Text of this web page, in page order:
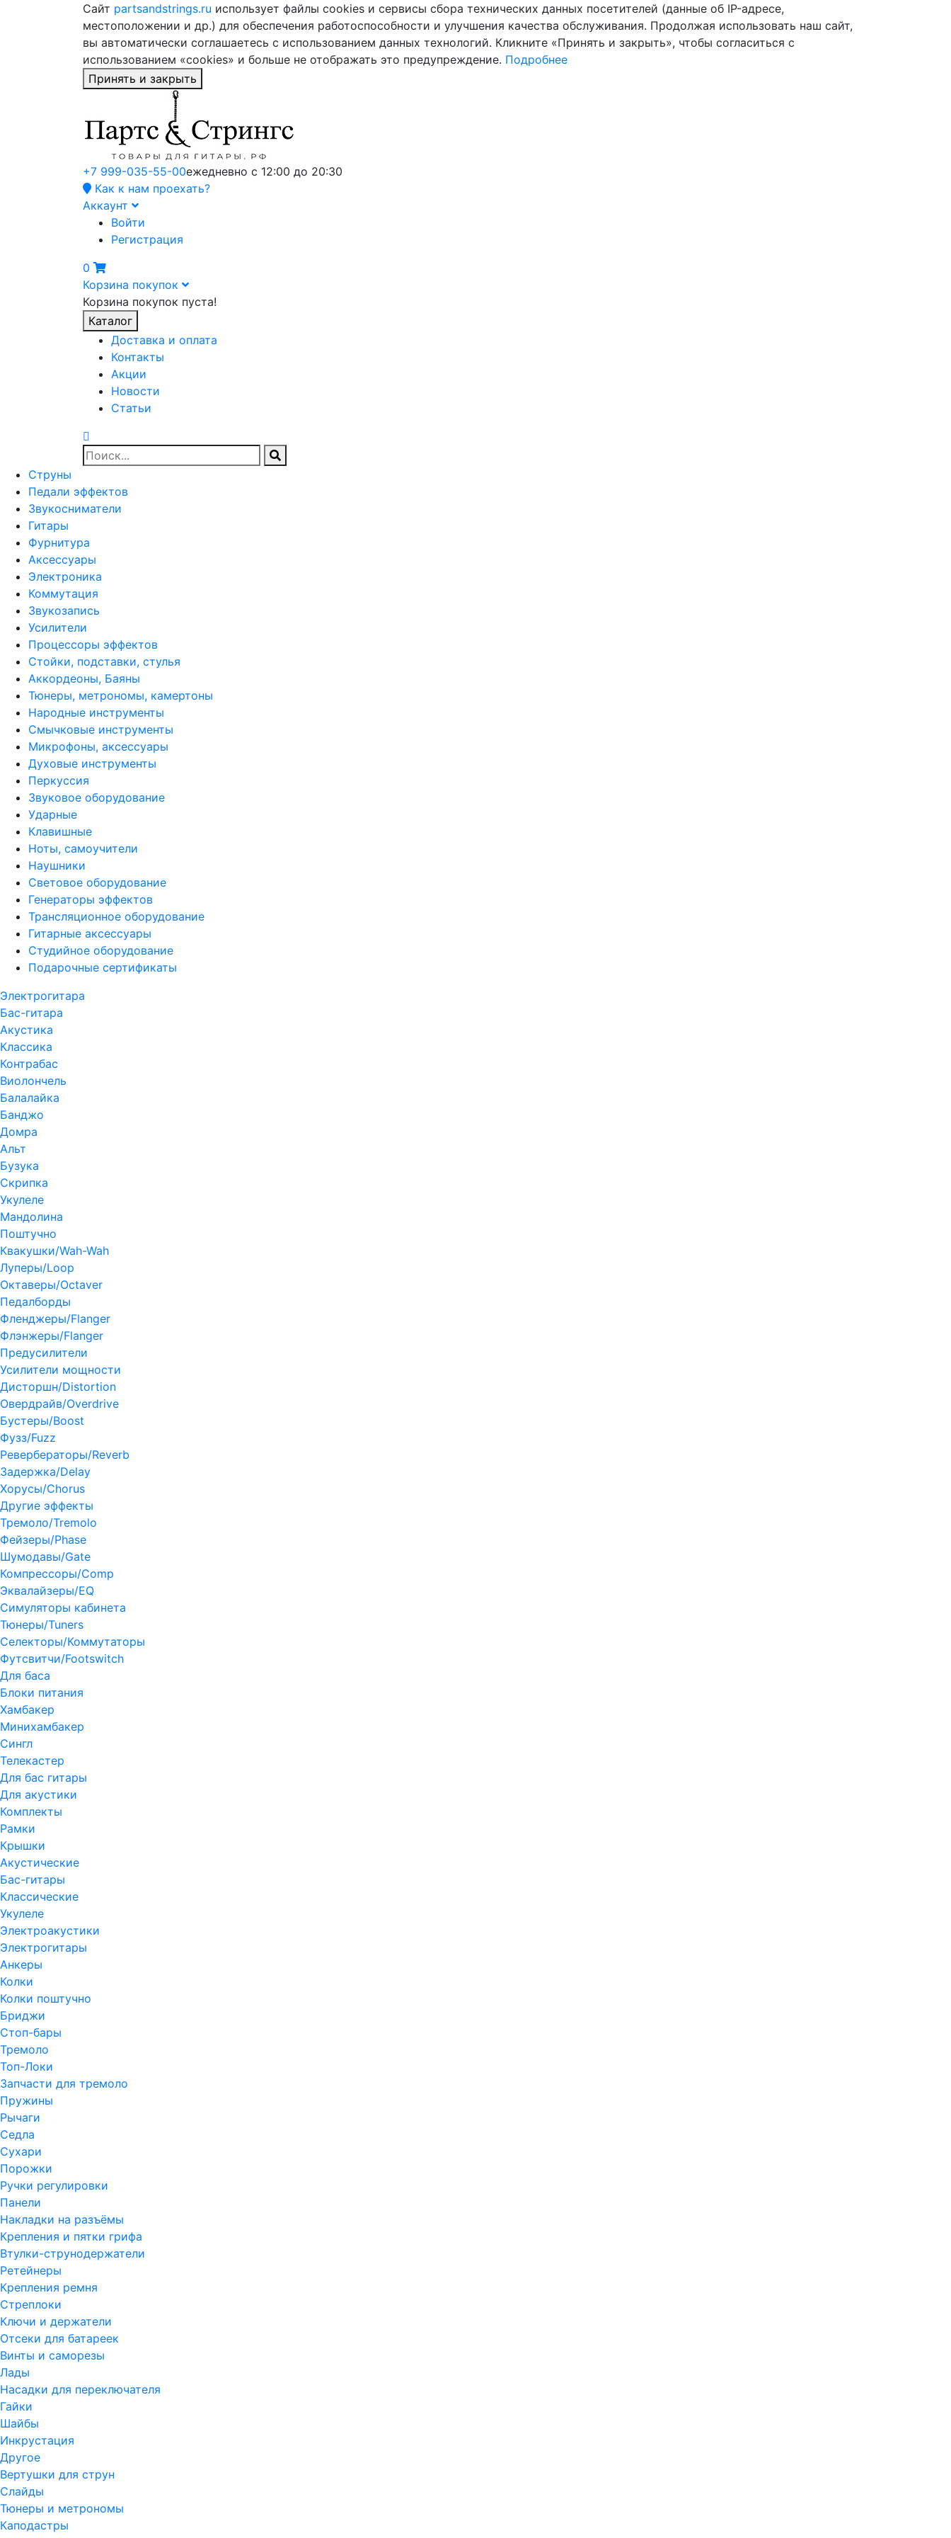
Сайт partsandstrings.ru использует файлы cookies и сервисы сбора технических данных посетителей (данные об IP-адресе,
местоположении и др.) для обеспечения работоспособности и улучшения качества обслуживания. Продолжая использовать наш сайт,
вы автоматически соглашаетесь с использованием данных технологий. Кликните «Принять и закрыть», чтобы согласиться с
использованием «cookies» и больше не отображать это предупреждение. Подробнее
Принять и закрыть
+7 999-035-55-00ежедневно с 12:00 до 20:30
Как к нам проехать?
Аккаунт
Войти
Регистрация
0
Корзина покупок
Корзина покупок пуста!
Каталог
Доставка и оплата
Контакты
Акции
Новости
Статьи
Струны
Педали эффектов
Звукосниматели
Гитары
Фурнитура
Аксессуары
Электроника
Коммутация
Звукозапись
Усилители
Процессоры эффектов
Стойки, подставки, стулья
Аккордеоны, Баяны
Тюнеры, метрономы, камертоны
Народные инструменты
Смычковые инструменты
Микрофоны, аксессуары
Духовые инструменты
Перкуссия
Звуковое оборудование
Ударные
Клавишные
Ноты, самоучители
Наушники
Световое оборудование
Генераторы эффектов
Трансляционное оборудование
Гитарные аксессуары
Студийное оборудование
Подарочные сертификаты
Электрогитара
Бас-гитара
Акустика
Классика
Контрабас
Виолончель
Балалайка
Банджо
Домра
Альт
Бузука
Скрипка
Укулеле
Мандолина
Поштучно
Квакушки/Wah-Wah
Луперы/Loop
Октаверы/Octaver
Педалборды
Фленджеры/Flanger
Флэнжеры/Flanger
Предусилители
Усилители мощности
Дисторшн/Distortion
Овердрайв/Overdrive
Бустеры/Boost
Фузз/Fuzz
Ревербераторы/Reverb
Задержка/Delay
Хорусы/Chorus
Другие эффекты
Тремоло/Tremolo
Фейзеры/Phase
Шумодавы/Gate
Компрессоры/Comp
Эквалайзеры/EQ
Симуляторы кабинета
Тюнеры/Tuners
Селекторы/Коммутаторы
Футсвитчи/Footswitch
Для баса
Блоки питания
Хамбакер
Минихамбакер
Сингл
Телекастер
Для бас гитары
Для акустики
Комплекты
Рамки
Крышки
Акустические
Бас-гитары
Классические
Укулеле
Электроакустики
Электрогитары
Анкеры
Колки
Колки поштучно
Бриджи
Стоп-бары
Тремоло
Топ-Локи
Запчасти для тремоло
Пружины
Рычаги
Седла
Сухари
Порожки
Ручки регулировки
Панели
Накладки на разъёмы
Крепления и пятки грифа
Втулки-струнодержатели
Ретейнеры
Крепления ремня
Стреплоки
Ключи и держатели
Отсеки для батареек
Винты и саморезы
Лады
Насадки для переключателя
Гайки
Шайбы
Инкрустация
Другое
Вертушки для струн
Слайды
Тюнеры и метрономы
Каподастры